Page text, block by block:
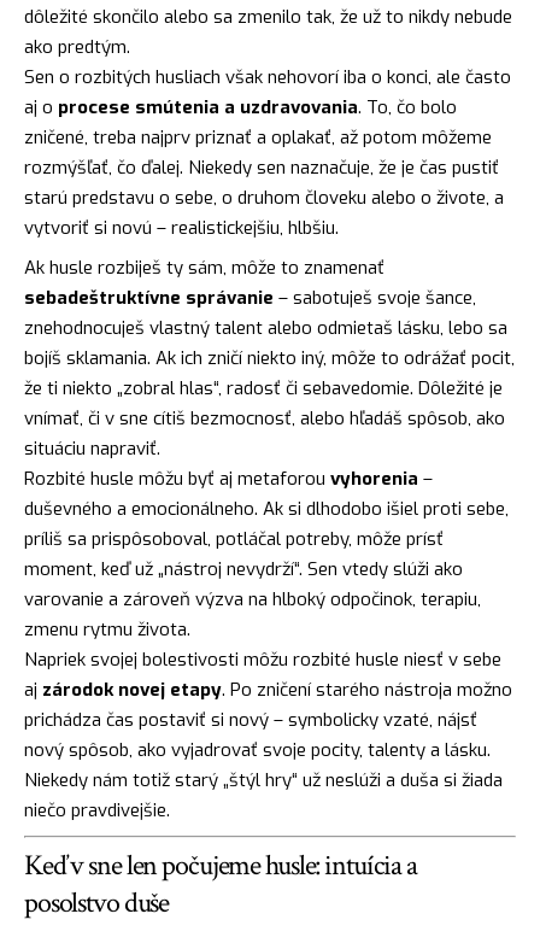
dôležité skončilo alebo sa zmenilo tak, že už to nikdy nebude
ako predtým.
Sen o rozbitých husliach však nehovorí iba o konci, ale často
aj o procese smútenia a uzdravovania. To, čo bolo
zničené, treba najprv priznať a oplakať, až potom môžeme
rozmýšľať, čo ďalej. Niekedy sen naznačuje, že je čas pustiť
starú predstavu o sebe, o druhom človeku alebo o živote, a
vytvoriť si novú – realistickejšiu, hlbšiu.
Ak husle rozbiješ ty sám, môže to znamenať
sebadeštruktívne správanie – sabotuješ svoje šance,
znehodnocuješ vlastný talent alebo odmietaš lásku, lebo sa
bojíš sklamania. Ak ich zničí niekto iný, môže to odrážať pocit,
že ti niekto „zobral hlas“, radosť či sebavedomie. Dôležité je
vnímať, či v sne cítiš bezmocnosť, alebo hľadáš spôsob, ako
situáciu napraviť.
Rozbité husle môžu byť aj metaforou vyhorenia –
duševného a emocionálneho. Ak si dlhodobo išiel proti sebe,
príliš sa prispôsoboval, potláčal potreby, môže prísť
moment, keď už „nástroj nevydrží“. Sen vtedy slúži ako
varovanie a zároveň výzva na hlboký odpočinok, terapiu,
zmenu rytmu života.
Napriek svojej bolestivosti môžu rozbité husle niesť v sebe
aj zárodok novej etapy. Po zničení starého nástroja možno
prichádza čas postaviť si nový – symbolicky vzaté, nájsť
nový spôsob, ako vyjadrovať svoje pocity, talenty a lásku.
Niekedy nám totiž starý „štýl hry“ už neslúži a duša si žiada
niečo pravdivejšie.
Keď v sne len počujeme husle: intuícia a
posolstvo duše